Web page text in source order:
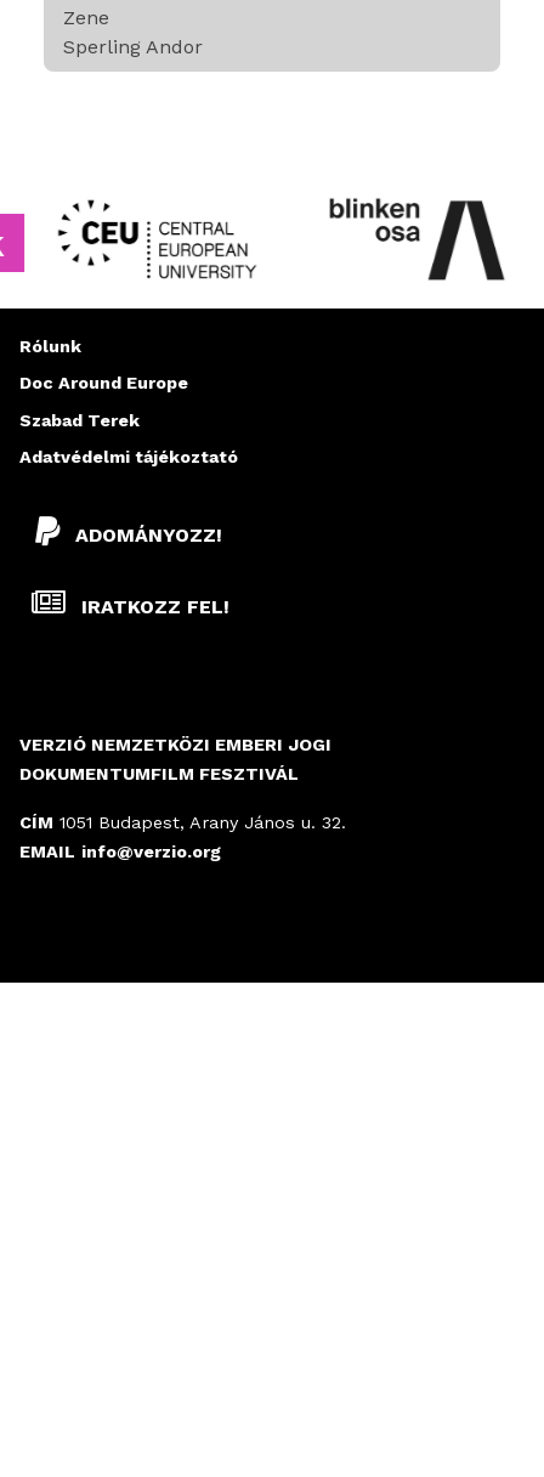
Zene
Sperling Andor
VERZIÓ NEMZETKÖZI EMBERI JOGI
DOKUMENTUMFILM FESZTIVÁL
CÍM 1051 Budapest, Arany János u. 32.
EMAIL info@verzio.org
ADOMÁNYOZZ!
IRATKOZZ FEL!
Rólunk
Doc Around Europe
Szabad Terek
Adatvédelmi tájékoztató